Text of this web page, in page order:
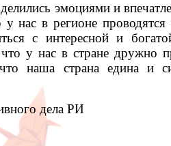
эмоциями и
нас в регионе проводятся
с интересной и
у нас в стране дружно
что наша страна едина и
дела РИ